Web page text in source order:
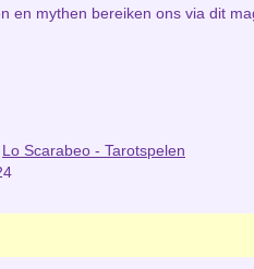
en mythen bereiken ons via dit
Lo Scarabeo - Tarotspelen